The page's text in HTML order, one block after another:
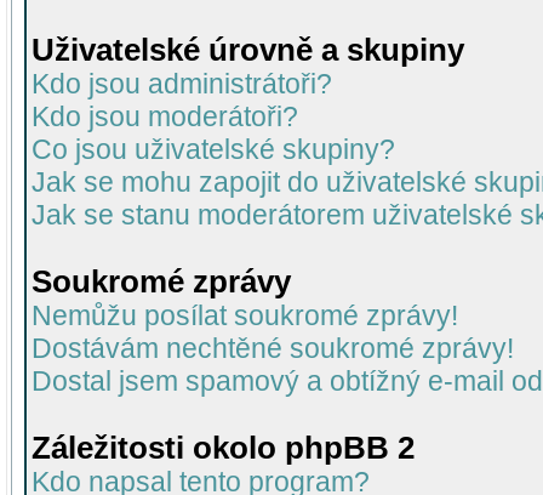
Uživatelské úrovně a skupiny
Kdo jsou administrátoři?
Kdo jsou moderátoři?
Co jsou uživatelské skupiny?
Jak se mohu zapojit do uživatelské
Jak se stanu moderátorem uživatelské
Soukromé zprávy
Nemůžu posílat soukromé zprávy!
Dostávám nechtěné soukromé zprávy!
Dostal jsem spamový a obtížný e-mail
Záležitosti okolo phpBB 2
Kdo napsal tento program?